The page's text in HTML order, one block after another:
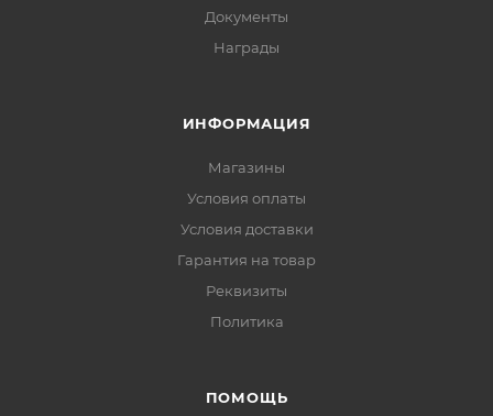
Документы
Награды
ИНФОРМАЦИЯ
Магазины
Условия оплаты
Условия доставки
Гарантия на товар
Реквизиты
Политика
ПОМОЩЬ